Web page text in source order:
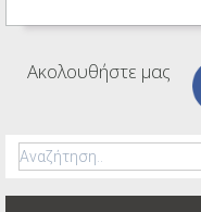
Ακολουθήστε μας